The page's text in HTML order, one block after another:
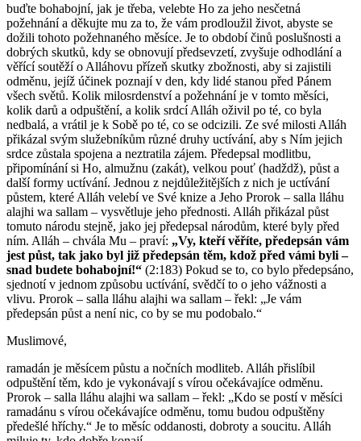
buďte bohabojní, jak je třeba, velebte Ho za jeho nesčetná
požehnání a děkujte mu za to, že vám prodloužil život, abyste se
dožili tohoto požehnaného měsíce. Je to období činů poslušnosti a
dobrých skutků, kdy se obnovují předsevzetí, zvyšuje odhodlání a
věřící soutěží o Alláhovu přízeň skutky zbožnosti, aby si zajistili
odměnu, jejíž účinek poznají v den, kdy lidé stanou před Pánem
všech světů. Kolik milosrdenství a požehnání je v tomto měsíci,
kolik darů a odpuštění, a kolik srdcí Alláh oživil po té, co byla
nedbalá, a vrátil je k Sobě po té, co se odcizili. Ze své milosti Alláh
přikázal svým služebníkům různé druhy uctívání, aby s Ním jejich
srdce zůstala spojena a neztratila zájem. Předepsal modlitbu,
připomínání si Ho, almužnu (zakát), velkou pouť (hadždž), půst a
další formy uctívání. Jednou z nejdůležitějších z nich je uctívání
půstem, které Alláh velebí ve Své knize a Jeho Prorok – salla lláhu
alajhi wa sallam – vysvětluje jeho přednosti. Alláh přikázal půst
tomuto národu stejně, jako jej předepsal národům, které byly před
ním. Alláh – chvála Mu – praví: „Vy, kteří věříte, předepsán vám
jest půst, tak jako byl již předepsán těm, kdož před vámi byli –
snad budete bohabojní!“ (2:183) Pokud se to, co bylo předepsáno,
sjednotí v jednom způsobu uctívání, svědčí to o jeho vážnosti a
vlivu. Prorok – salla lláhu alajhi wa sallam – řekl: „Je vám
předepsán půst a není nic, co by se mu podobalo.“
Muslimové,
ramadán je měsícem půstu a nočních modliteb. Alláh přislíbil
odpuštění těm, kdo je vykonávají s vírou očekávajíce odměnu.
Prorok – salla lláhu alajhi wa sallam – řekl: „Kdo se postí v měsíci
ramadánu s vírou očekávajíce odměnu, tomu budou odpuštěny
předešlé hříchy.“ Je to měsíc oddanosti, dobroty a soucitu. Alláh